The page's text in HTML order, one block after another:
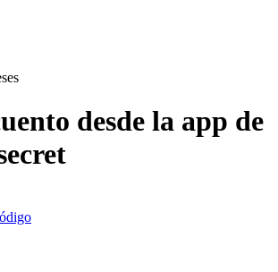
desde la app de